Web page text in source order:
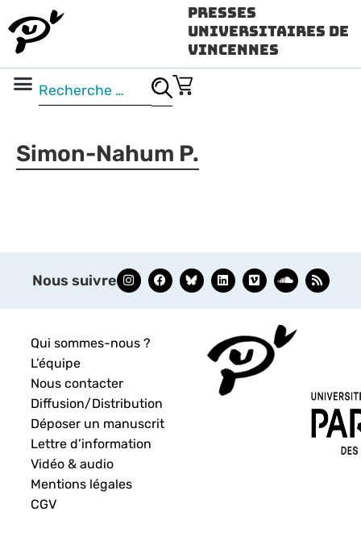
Presses
Universitaires de
Vincennes
Simon-Nahum P.
Nous suivre
Qui sommes-nous ?
L’équipe
Nous contacter
Diffusion/Distribution
Déposer un manuscrit
Lettre d’information
Vidéo & audio
Mentions légales
CGV